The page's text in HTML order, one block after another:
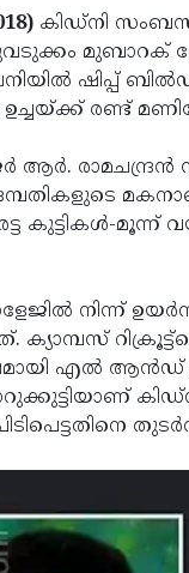
കിഡ്‌നി
ഷിപ്പ്
രണ്ട്
രാമചന്ദ്രന്‍
കുട്ടികള്‍-
നിന്ന്
എല്‍